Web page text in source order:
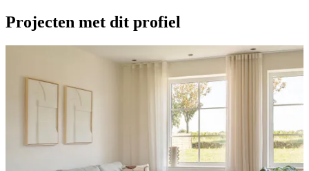
Projecten met dit profiel